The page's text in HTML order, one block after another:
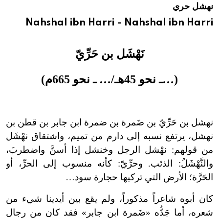
هيئة الموسوعة العربية تطلق موسوعات جديدة في عام 2026نهشل حري
Nahshal ibn Harri - Nahshal ibn Harri
نَهْشَل بن حَرِّيّ
(…ـ نحو 45هـ/… ـ نحو 665م)
نهشل بن حَرِّيّ بن ضَمرة بن ضمرة ابن جابر بن قطن بن
نهشل، يرتفع نسبه إلى دارم من تميم، واشتقاق نهْشَل
من قولهم: نهْشل الرجل وخنشل إذا أسنَّ واضطربَ،
والنَّهْشَلُ: الذئب. وحرِّيّ: كأنه منسوب إلى الحرِّ، أو
الحَرَّة؛ الأرض التي تركبها حجارة سود…
كان أبوه شاعراً مذكوراً، ولم يقع بين أيدينا شيء من
شعره، أما جَدُّه «ضَمرة ابن جابر» فقد كان من رجال